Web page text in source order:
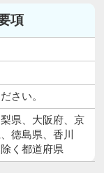
項
さい。
県、大阪府、京
徳島県、香川
く都道府県